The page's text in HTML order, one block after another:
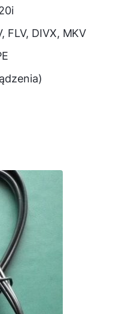
FLV, DIVX, MKV